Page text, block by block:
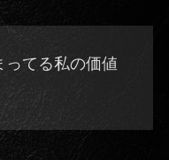
ってる私の価値